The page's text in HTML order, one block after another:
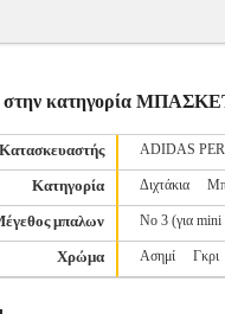
στην κατηγορία
Κατασκευαστής ADIDAS
Κατηγορία Διχτάκια
μπαλων Νο 3 (για mini
Χρώμα Ασημί Γκρι